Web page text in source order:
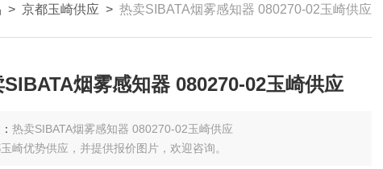
> 京都玉崎供应 > 热卖SIBATA烟雾感知器 080270-02玉崎供应
SIBATA烟雾感知器 080270-02玉崎供应
热卖SIBATA烟雾感知器 080270-02玉崎供应
崎优势供应，并提供报价图片，欢迎咨询。